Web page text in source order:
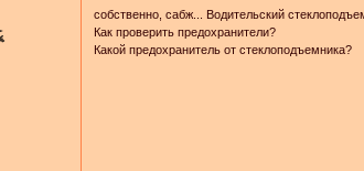
собственно, сабж... Водительский
Как проверить предохранители?
Какой предохранитель от стеклоподъемника?